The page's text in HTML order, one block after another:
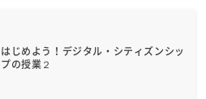
はじめよう！デジタル・シティズンシッ
プの授業２